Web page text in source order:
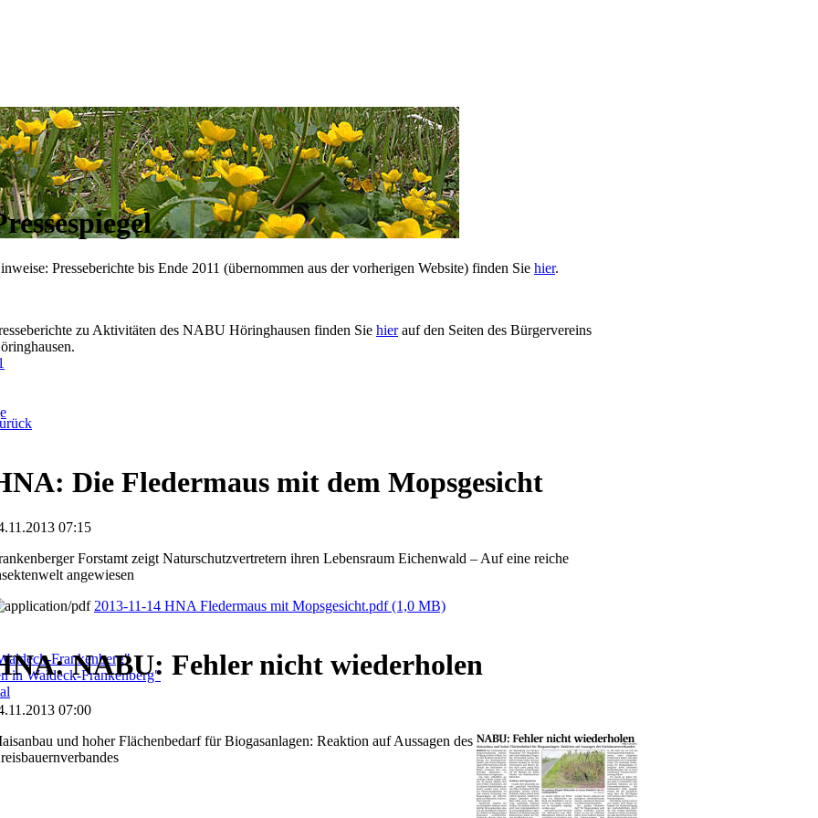
Frankenberg"
in Waldeck-Frankenberg"
Presseberichte bis Ende 2011 (übernommen aus der vorherigen Website) finden Sie hier.
zu Aktivitäten des NABU Höringhausen finden Sie hierauf den Seiten des Bürgervereins
Die Fledermaus mit dem Mopsgesicht
07:15
Forstamt zeigt Naturschutzvertretern ihren Lebensraum Eichenwald – Auf eine reiche
angewiesen
2013-11-14 HNA Fledermaus mit Mopsgesicht.pdf(1,0 MB)
NABU: Fehler nicht wiederholen
07:00
und hoher Flächenbedarf für Biogasanlagen: Reaktion auf Aussagen des